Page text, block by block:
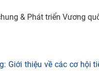
& Phát triển Vương
Giới thiệu về các cơ hội